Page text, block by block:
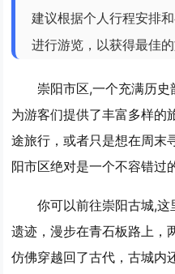
建议根据个人行程安排
进行游览，以获得最佳的
崇阳市区,一个充满历史
为游客们提供了丰富多样的
途旅行，或者只是想在周末
阳市区绝对是一个不容错过
你可以前往崇阳古城,
遗迹，漫步在青石板路上，
仿佛穿越回了古代，古城内